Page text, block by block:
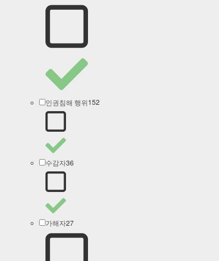
인권침해 행위152
수감자36
가해자27